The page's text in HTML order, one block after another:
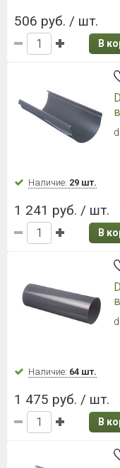
506 руб. / шт.
В
Наличие: 29 шт.
1 241 руб. / шт.
В
Наличие: 64 шт.
1 475 руб. / шт.
В